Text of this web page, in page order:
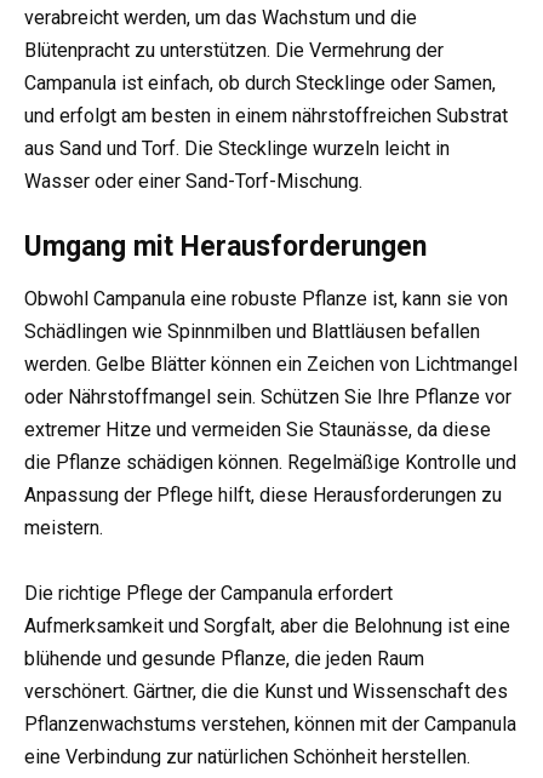
verabreicht werden, um das Wachstum und die
Blütenpracht zu unterstützen. Die Vermehrung der
Campanula ist einfach, ob durch Stecklinge oder Samen,
und erfolgt am besten in einem nährstoffreichen Substrat
aus Sand und Torf. Die Stecklinge wurzeln leicht in
Wasser oder einer Sand-Torf-Mischung.
Umgang mit Herausforderungen
Obwohl Campanula eine robuste Pflanze ist, kann sie von
Schädlingen wie Spinnmilben und Blattläusen befallen
werden. Gelbe Blätter können ein Zeichen von Lichtmangel
oder Nährstoffmangel sein. Schützen Sie Ihre Pflanze vor
extremer Hitze und vermeiden Sie Staunässe, da diese
die Pflanze schädigen können. Regelmäßige Kontrolle und
Anpassung der Pflege hilft, diese Herausforderungen zu
meistern.
Die richtige Pflege der Campanula erfordert
Aufmerksamkeit und Sorgfalt, aber die Belohnung ist eine
blühende und gesunde Pflanze, die jeden Raum
verschönert. Gärtner, die die Kunst und Wissenschaft des
Pflanzenwachstums verstehen, können mit der Campanula
eine Verbindung zur natürlichen Schönheit herstellen.